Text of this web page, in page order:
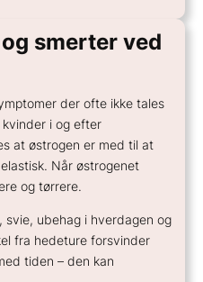
smerter ved
der ofte ikke tales
kvinder i og efter
at østrogen er med til at
Når østrogenet
og tørrere.
svie, ubehag i hverdagen og
fra hedeture forsvinder
tiden – den kan